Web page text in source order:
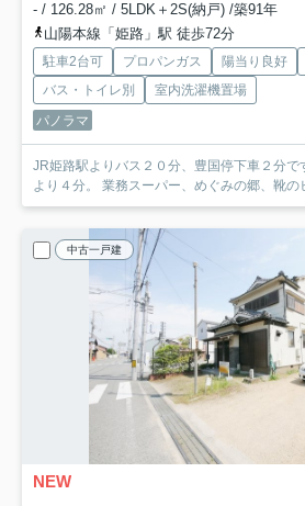
- / 126.28㎡ / 5LDK＋2S(納戸) /築91年
山陽本線「姫路」駅 徒歩72分
駐車2台可 プロパンガス 陽当り良好
バス・トイレ別
室内洗濯機置場
パノラマ
JR姫路駅よりバス２０分、豊国停下車２分で
より４分。 業務スーパー、めぐみの郷、靴の
中古一戸建
NEW